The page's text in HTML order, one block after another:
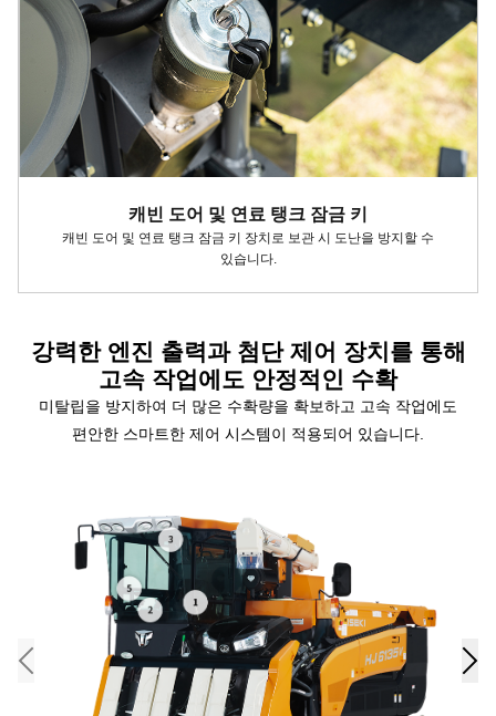
캐빈 도어 및 연료 탱크 잠금 키
캐빈 도어 및 연료 탱크 잠금 키 장치로 보관 시 도난을 방지할 수
있습니다.
강력한 엔진 출력과 첨단 제어 장치를 통해
고속 작업에도 안정적인 수확
미탈립을 방지하여 더 많은 수확량을 확보하고 고속 작업에도
편안한 스마트한 제어 시스템이 적용되어 있습니다